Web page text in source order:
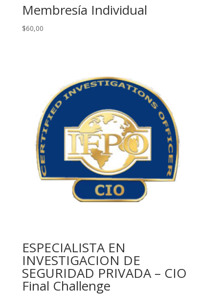
Membresía Individual
$60,00
ESPECIALISTA EN
INVESTIGACION DE
SEGURIDAD PRIVADA – CIO
Final Challenge